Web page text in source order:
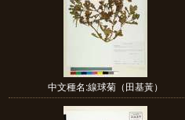
中文種名:線球菊（田基黃）